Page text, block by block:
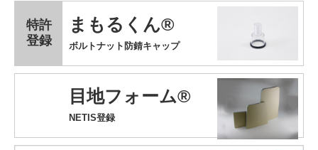
まもるくん®
特許
登録
ボルトナット防錆キャップ
目地フォーム®
NETIS登録